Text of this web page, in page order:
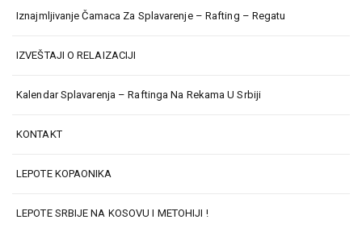
Iznajmljivanje Čamaca Za Splavarenje – Rafting – Regatu
IZVEŠTAJI O RELAIZACIJI
Kalendar Splavarenja – Raftinga Na Rekama U Srbiji
KONTAKT
LEPOTE KOPAONIKA
LEPOTE SRBIJE NA KOSOVU I METOHIJI !